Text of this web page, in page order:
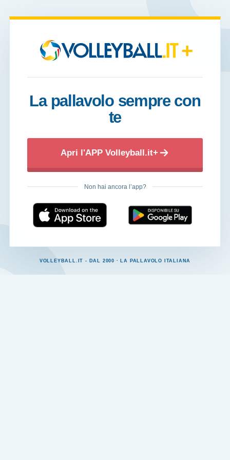
+
La pallavolo sempre con
te
Apri l'APP Volleyball.it+
Non hai ancora l’app?
VOLLEYBALL.IT - DAL 2000 · LA PALLAVOLO ITALIANA